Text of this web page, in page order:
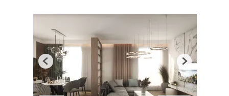
Previous Next